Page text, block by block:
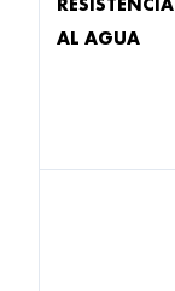
RESISTENCIA
AL AGUA